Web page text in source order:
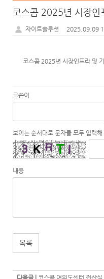
코스콤 2025년 시장인
자이트솔루션 2025.09.09
코스콤 2025년 시장인프라 및
글쓴이
보이는 순서대로 문자를 모두 입력해
내용
목록
다음글 | 코스콤 여의도센터 전산실